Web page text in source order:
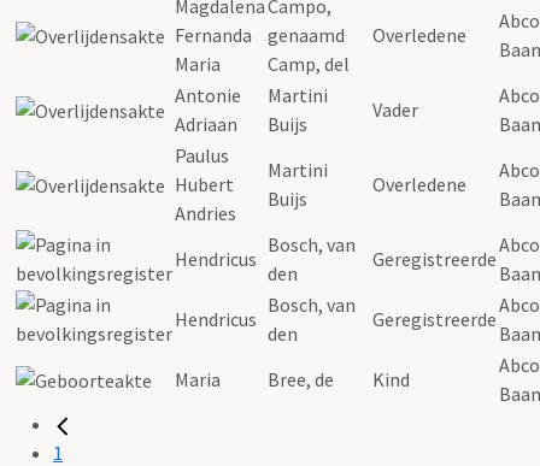
Magdalena
Fernanda
Maria
Campo,
genaamd
Camp, del
Overledene
Antonie
Adriaan
Martini
Buijs
Vader
Paulus
Hubert
Andries
Martini
Buijs
Overledene
Hendricus
Bosch, van
den
Geregistreerde
Hendricus
Bosch, van
den
Geregistreerde
Maria
Bree, de Kind
1